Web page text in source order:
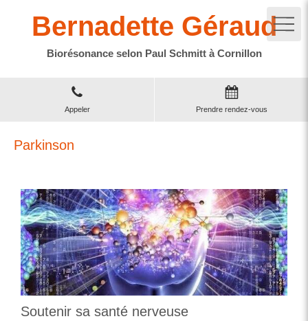
Bernadette Géraud
Biorésonance selon Paul Schmitt à Cornillon
Appeler Prendre rendez-vous
Parkinson
Soutenir sa santé nerveuse